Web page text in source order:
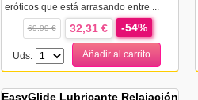
eróticos que está arrasando entre ...
69,99 € 32,31 € -54%
Uds: Añadir al carrito
EasyGlide Lubricante Relajación